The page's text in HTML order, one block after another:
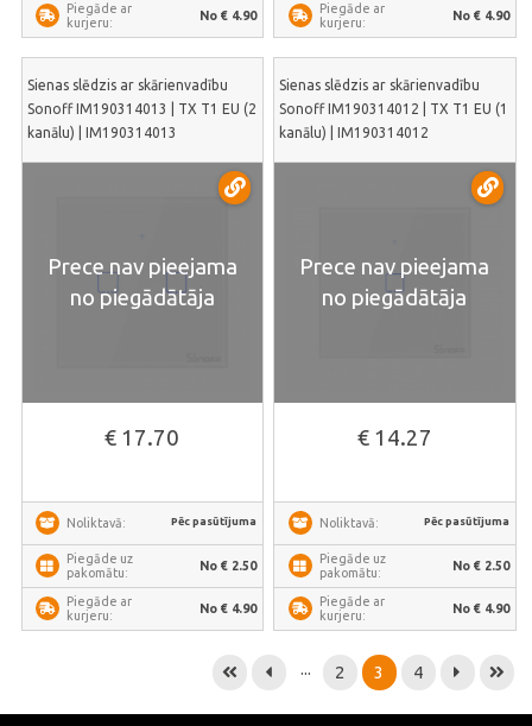
Piegāde ar
kurjeru:
No € 4.90
Piegāde ar
kurjeru:
No € 4.90
Sienas slēdzis ar skārienvadību
Sonoff IM190314013 | TX T1 EU (2
kanālu) | IM190314013
Prece nav pieejama
no piegādātāja
€ 17.70
Noliktavā: Pēc pasūtījuma
Piegāde uz
pakomātu:
No € 2.50
Piegāde ar
kurjeru:
No € 4.90
Sienas slēdzis ar skārienvadību
Sonoff IM190314012 | TX T1 EU (1
kanālu) | IM190314012
Prece nav pieejama
no piegādātāja
€ 14.27
Noliktavā: Pēc pasūtījuma
Piegāde uz
pakomātu:
No € 2.50
Piegāde ar
kurjeru:
No € 4.90
... 2 3 4